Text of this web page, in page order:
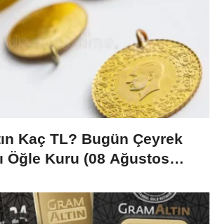
Kaç TL? Bugün Çeyrek
Öğle Kuru (08 Ağustos